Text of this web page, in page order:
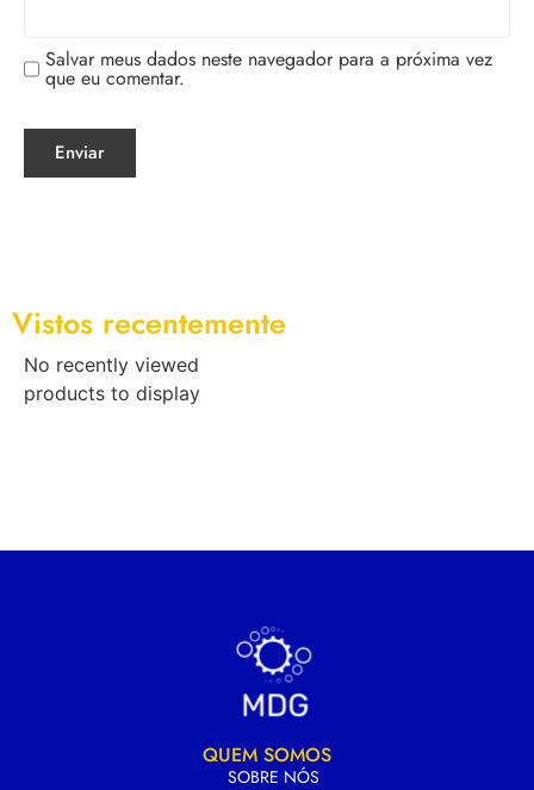
Salvar meus dados neste navegador para a próxima vez
que eu comentar.
Vistos recentemente
No recently viewed
products to display
QUEM SOMOS
SOBRE NÓS